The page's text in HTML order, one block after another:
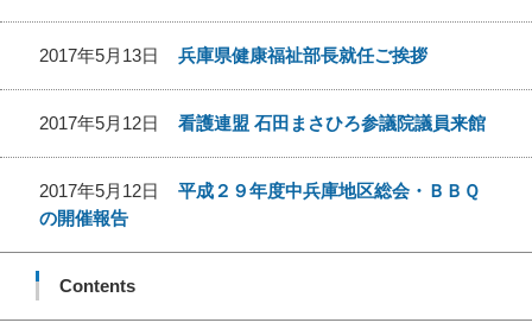
2017年5月13日兵庫県健康福祉部長就任ご挨拶
2017年5月12日看護連盟 石田まさひろ参議院議員来館
2017年5月12日平成２９年度中兵庫地区総会・ＢＢＱ
の開催報告
Contents